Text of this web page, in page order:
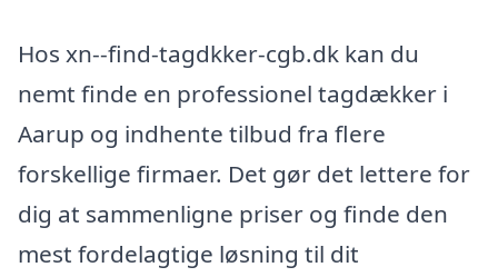
Hos xn--find-tagdkker-cgb.dk kan du
nemt finde en professionel tagdækker i
Aarup og indhente tilbud fra flere
forskellige firmaer. Det gør det lettere for
dig at sammenligne priser og finde den
mest fordelagtige løsning til dit